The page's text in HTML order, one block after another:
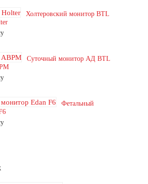
Холтеровский монитор BTL
Суточный монитор АД BTL
Фетальный